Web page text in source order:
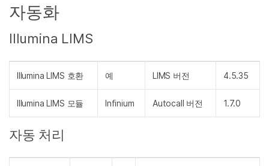
자동화
Illumina LIMS
Illumina LIMS 호환 예 LIMS 버전 4.5.35
Illumina LIMS 모듈 Infinium Autocall 버전 1.7.0
자동 처리